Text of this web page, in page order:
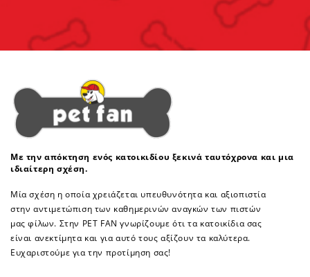
Με την απόκτηση ενός κατοικιδίου ξεκινά ταυτόχρονα και μια
ιδιαίτερη σχέση.
Μία σχέση η οποία χρειάζεται υπευθυνότητα και αξιοπιστία
στην αντιμετώπιση των καθημερινών αναγκών των πιστών
μας φίλων. Στην PET FAN γνωρίζουμε ότι τα κατοικίδια σας
είναι ανεκτίμητα και για αυτό τους αξίζουν τα καλύτερα.
Ευχαριστούμε για την προτίμηση σας!